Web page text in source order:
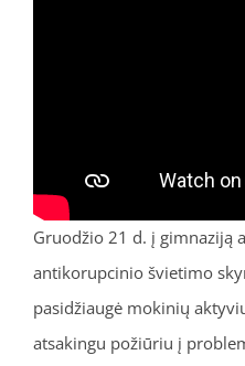
Gruodžio 21 d. į gimnaziją
antikorupcinio švietimo
pasidžiaugė mokinių
atsakingu požiūriu į